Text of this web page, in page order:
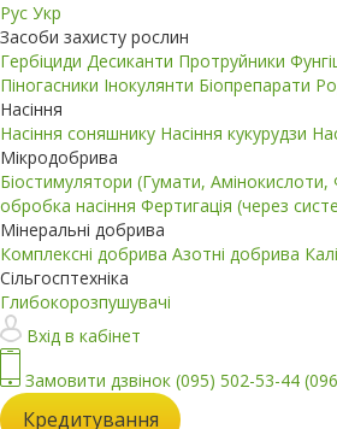
Рус Укр
Засоби захисту рослин
Гербіциди Десиканти Протруйники
Піногасники Інокулянти Біопрепарати
Насіння
Насіння соняшнику Насіння кукурудзи
Мікродобрива
Біостимулятори (Гумати,
обробка насіння Фертигація (через
Мінеральні добрива
Комплексні добрива Азотні добрива
Сільгосптехніка
Глибокорозпушувачі
Вхід в кабінет
Замовити дзвінок (095) 502-53-44
Кредитування